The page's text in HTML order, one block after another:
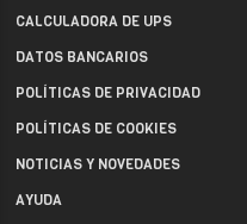
CALCULADORA DE UPS
DATOS BANCARIOS
POLÍTICAS DE PRIVACIDAD
POLÍTICAS DE COOKIES
NOTICIAS Y NOVEDADES
AYUDA